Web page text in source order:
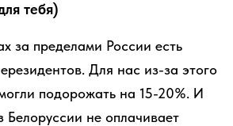
тебя)
за пределами России есть
Для нас из-за этого
подорожать на 15-20%. И
Белоруссии не оплачивает